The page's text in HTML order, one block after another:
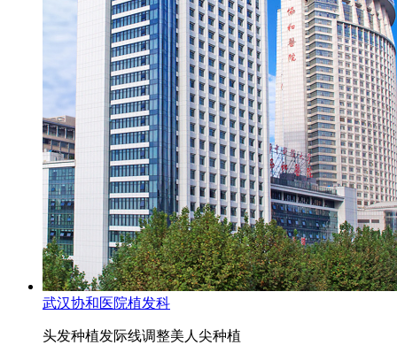
武汉协和医院植发科
头发种植发际线调整美人尖种植